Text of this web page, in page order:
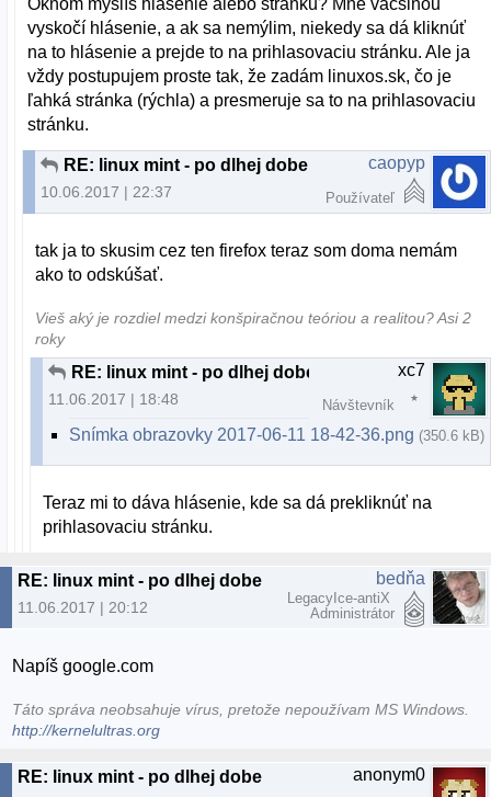
Oknom myslíš hlásenie alebo stránku? Mne väčšinou
vyskočí hlásenie, a ak sa nemýlim, niekedy sa dá kliknúť
na to hlásenie a prejde to na prihlasovaciu stránku. Ale ja
vždy postupujem proste tak, že zadám linuxos.sk, čo je
ľahká stránka (rýchla) a presmeruje sa to na prihlasovaciu
stránku.
RE: linux mint - po dlhej dobe
10.06.2017 | 22:37
caopyp
Používateľ
tak ja to skusim cez ten firefox teraz som doma nemám
ako to odskúšať.
Vieš aký je rozdiel medzi konšpiračnou teóriou a realitou? Asi 2
roky
RE: linux mint - po dlhej dobe
11.06.2017 | 18:48
xc7
Návštevník
Snímka obrazovky 2017-06-11 18-42-36.png (350.6 kB)
Teraz mi to dáva hlásenie, kde sa dá prekliknúť na
prihlasovaciu stránku.
RE: linux mint - po dlhej dobe
11.06.2017 | 20:12
bedňa
LegacyIce-antiX
Administrátor
Napíš google.com
Táto správa neobsahuje vírus, pretože nepoužívam MS Windows.
http://kernelultras.org
RE: linux mint - po dlhej dobe anonym0